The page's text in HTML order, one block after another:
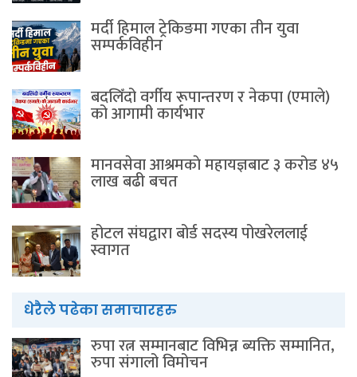
मर्दी हिमाल ट्रेकिङमा गएका तीन युवा
सम्पर्कविहीन
बदलिँदो वर्गीय रूपान्तरण र नेकपा (एमाले)
को आगामी कार्यभार
मानवसेवा आश्रमकाे‌ महायज्ञबाट ३ करोड ४५
लाख बढी बचत
होटल संघद्वारा बोर्ड सदस्य पोखरेललाई
स्वागत
धेरैले पढेका समाचारहरु
रुपा रत्न सम्मानबाट विभिन्न ब्यक्ति सम्मानित,
रुपा संगालो विमोचन